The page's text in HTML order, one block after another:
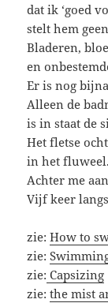
dat ik ‘goed
stelt hem
Bladeren,
en
Er is nog
Alleen de
is in staat de
Het fletse
in het fluweel.
Achter me
Vijf keer
zie:How to
zie:
zie: Capsizing
zie:the mist